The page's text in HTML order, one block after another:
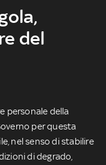
del
personale della
per questa
nel senso di stabilire
di degrado,